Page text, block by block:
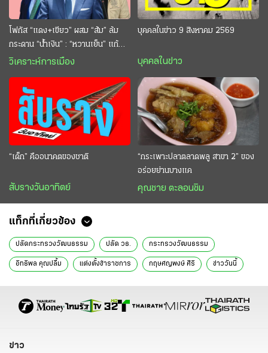
โฟกัส “แดง+เขียว” ผสม “ส้ม” ล้ม
กระดาน “นํ้าเงิน” : “หวานเย็น” แก้
กระหาย “อนุทิน” ดักตีกินสบาย
วิเคราะห์การเมือง
บุคคลในข่าว 9 สิงหาคม 2569
บุคคลในข่าว
“เด็ก” คืออนาคตของชาติ
สับรางวันอาทิตย์
“กระเพาะปลาตลาดพลู สาขา 2” ของ
อร่อยย่านบางแค
คุณชาย ตะลอนชิม
แท็กที่เกี่ยวข้อง
ปลัดกระทรวงวัฒนธรรม ปลัด วธ. กระทรวงวัฒนธรรม
อิทธิพล คุณปลื้ม แต่งตั้งข้าราชการ กฤษศญพงษ์ ศิริ ข่าววันนี้
ข่าว